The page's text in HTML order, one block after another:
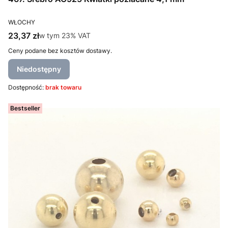
PRODUCENT
WŁOCHY
Cena brutto
23,37 złw tym %s VAT
w tym 23% VAT
Ceny podane bez kosztów dostawy.
Niedostępny
Dostępność: brak towaru
Bestseller